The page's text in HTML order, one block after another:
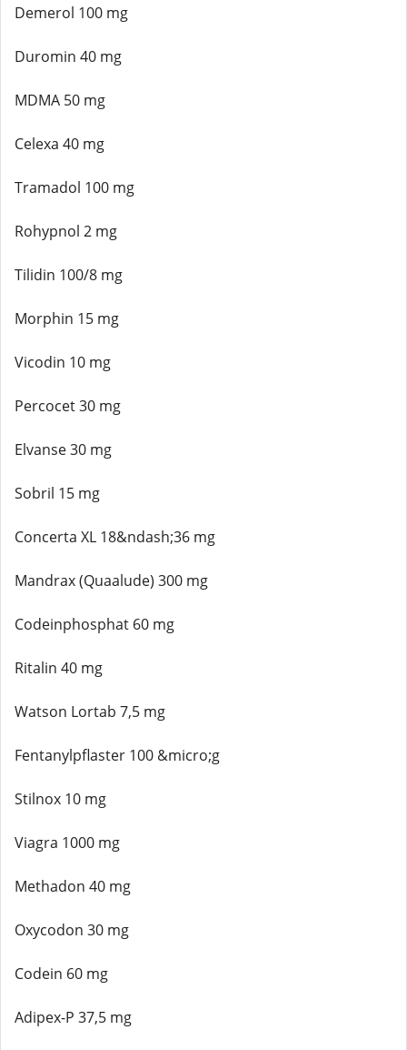
Demerol 100 mg
Duromin 40 mg
MDMA 50 mg
Celexa 40 mg
Tramadol 100 mg
Rohypnol 2 mg
Tilidin 100/8 mg
Morphin 15 mg
Vicodin 10 mg
Percocet 30 mg
Elvanse 30 mg
Sobril 15 mg
Concerta XL 18&ndash;36 mg
Mandrax (Quaalude) 300 mg
Codeinphosphat 60 mg
Ritalin 40 mg
Watson Lortab 7,5 mg
Fentanylpflaster 100 &micro;g
Stilnox 10 mg
Viagra 1000 mg
Methadon 40 mg
Oxycodon 30 mg
Codein 60 mg
Adipex-P 37,5 mg